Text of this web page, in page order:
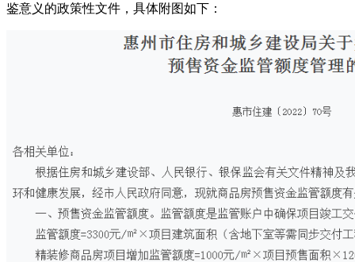
鉴意义的政策性文件，具体附图如下：